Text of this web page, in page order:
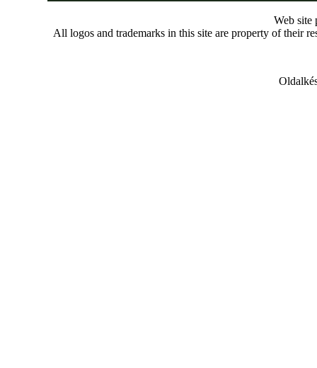
Web site
All logos and trademarks in this site are property of their